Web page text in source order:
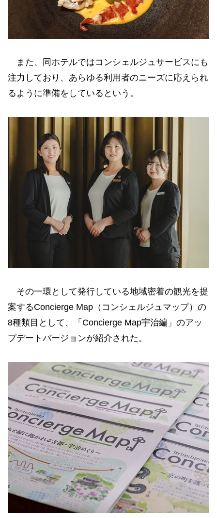
また、同ホテルではコンシェルジュサービスにも
注力しており、あらゆる利用者のニーズに応えられ
るように準備をしているという。
その一環として発行している地域密着の観光を提
案するConcierge Map（コンシェルジュマップ）の
8種類目として、「Concierge Map宇治編」のアッ
プデートバージョンが紹介された。